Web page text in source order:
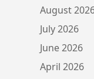
August
July 2026
June 2026
April 2026